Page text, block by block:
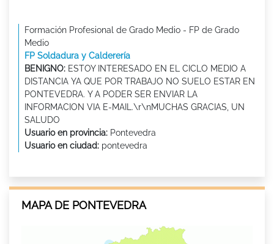
Formación Profesional de Grado Medio - FP de Grado
Medio
FP Soldadura y Calderería
BENIGNO: ESTOY INTERESADO EN EL CICLO MEDIO A
DISTANCIA YA QUE POR TRABAJO NO SUELO ESTAR EN
PONTEVEDRA. Y A PODER SER ENVIAR LA
INFORMACION VIA E-MAIL.\r\nMUCHAS GRACIAS, UN
SALUDO
Usuario en provincia: Pontevedra
Usuario en ciudad: pontevedra
MAPA DE PONTEVEDRA